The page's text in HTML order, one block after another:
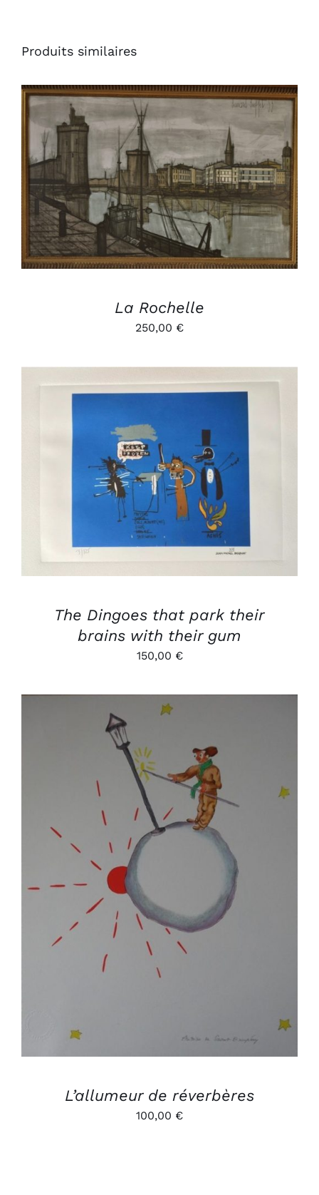
Produits similaires
AJOUTER AU PANIER
/
DÉTAILS
La Rochelle
250,00 €
AJOUTER AU PANIER
/
The Dingoes that park their
brains with their gum
150,00 €
AJOUTER AU PANIER
DÉTAILS
L’allumeur de réverbères
100,00 €